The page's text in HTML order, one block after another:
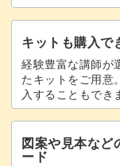
キットも購入で
経験豊富な講師が
たキットをご用意
入することもでき
図案や見本など
ード